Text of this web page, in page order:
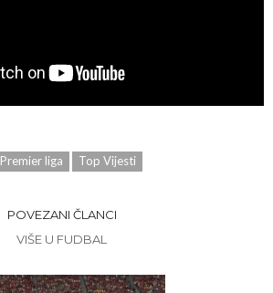
Premier liga Top Vijesti
POVEZANI ČLANCI
VIŠE U FUDBAL